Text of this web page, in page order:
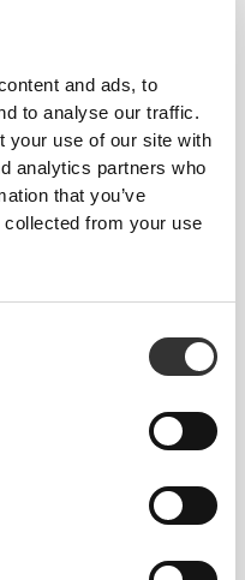
and ads, to
to analyse our traffic.
your use of our site with
analytics partners who
that you’ve
collected from your use
Protein Cookies -
(2 packs of 14)